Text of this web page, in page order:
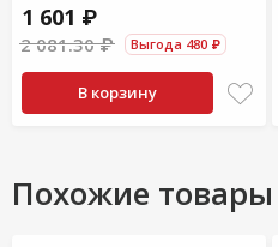
1 601 ₽
2 081.30 ₽ Выгода 480 ₽
В корзину
Похожие товары